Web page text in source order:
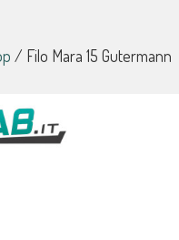
/ Filo Mara 15 Gutermann